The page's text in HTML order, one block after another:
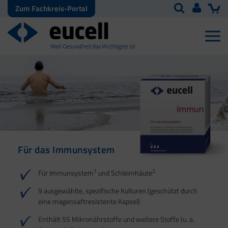
Zum Fachkreis-Portal
Für das Immunsystem
Für Immunsystem1 und Schleimhäute2
9 ausgewählte, spezifische Kulturen (geschützt durch
eine magensaftresistente Kapsel)
Enthält 55 Mikronährstoffe und weitere Stoffe (u. a.
Für Haut, Haare und
4
Für Ihre natürliche